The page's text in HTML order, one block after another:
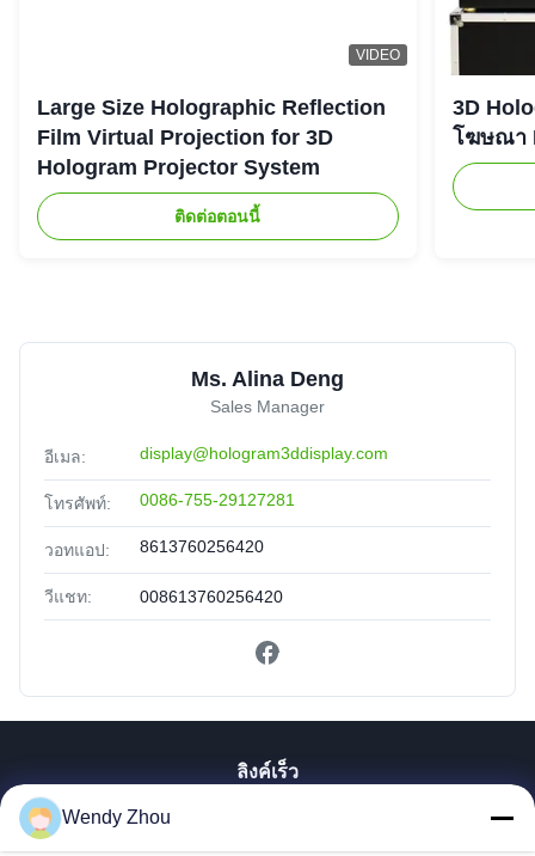
VIDEO
Large Size Holographic Reflection
Film Virtual Projection for 3D
Hologram Projector System
ติดต่อตอนนี้
3D
โฆษณา
Ms. Alina Deng
Sales Manager
อีเมล: display@hologram3ddisplay.com
โทรศัพท์: 0086-755-29127281
วอทแอป: 8613760256420
วีแชท: 008613760256420
ลิงค์เร็ว
Wendy Zhou